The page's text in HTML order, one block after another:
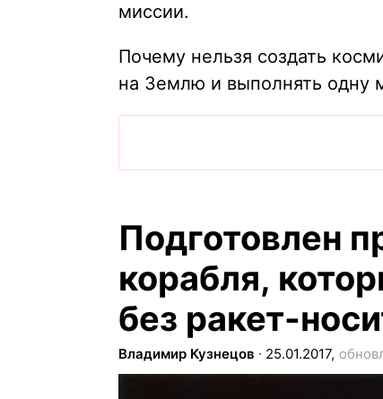
миссии.
Почему нельзя создать
на Землю и выполнять одну
Подготовлен
корабля,
без ракет-
Владимир Кузнецов ∙ 25.01.2017,